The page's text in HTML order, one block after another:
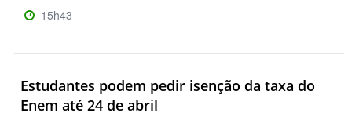
15h43
Estudantes podem pedir isenção da taxa do
Enem até 24 de abril